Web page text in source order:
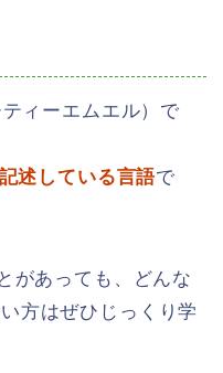
ィーエムエル）で
述している言語で
があっても、どんな
方はぜひじっくり学